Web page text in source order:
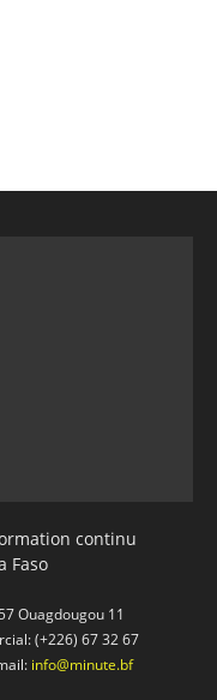
continu
Faso
Ouagdougou 11
(+226) 67 32 67
info@minute.bf